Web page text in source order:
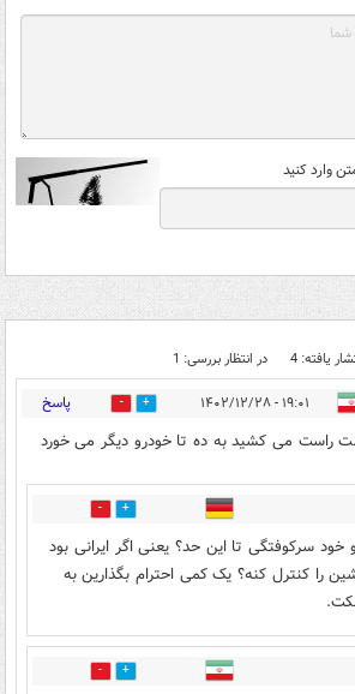
وارد کنید
یافته: 4 در انتظار بررسی: 1
۱۹:۰۱ - ۱۴۰۲/۱۲/۲۸ 6 پاسخ
راست می کشید به ده تا خودرو دیگر می خورد
4
سرکوفتگی تا این حد؟ یعنی اگر ایرانی بود
را کنترل کنه؟ یک کمی احترام بگذارین به
0